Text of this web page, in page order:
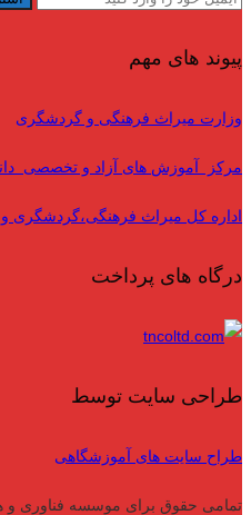
پیوند های مهم
وزارت میراث فرهنگی و گردشگری
مرکز آموزش های آزاد و تخصصی
اداره کل میراث فرهنگی،گردشگری
درگاه های پرداخت
طراحی سایت توسط
طراح سایت های آموزشگاهی
تمامی حقوق برای موسسه فناوری و